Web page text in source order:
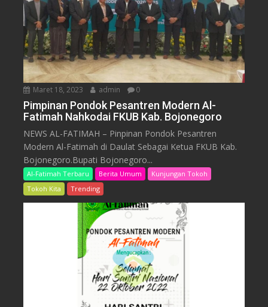
Maret 18, 2023 admin 0
Pimpinan Pondok Pesantren Modern Al-
Fatimah Nahkodai FKUB Kab. Bojonegoro
NEWS AL-FATIMAH – Pinpinan Pondok Pesantren
Modern Al-Fatimah di Daulat Sebagai Ketua FKUB Kab.
Bojonegoro.Bupati Bojonegoro...
Al-Fatimah Terbaru Berita Umum
Kunjungan Tokoh
Tokoh Kita
Trending